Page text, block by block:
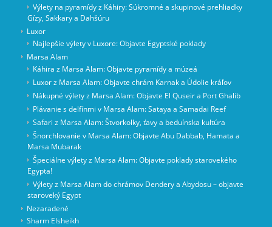
Výlety na pyramídy z Káhiry: Súkromné a skupinové prehliadky
Gízy, Sakkary a Dahšúru
Luxor
Najlepšie výlety v Luxore: Objavte Egyptské poklady
Marsa Alam
Káhira z Marsa Alam: Objavte pyramídy a múzeá
Luxor z Marsa Alam: Objavte chrám Karnak a Údolie kráľov
Nákupné výlety z Marsa Alam: Objavte El Quseir a Port Ghalib
Plávanie s delfínmi v Marsa Alam: Sataya a Samadai Reef
Safari z Marsa Alam: Štvorkolky, ťavy a beduínska kultúra
Šnorchlovanie v Marsa Alam: Objavte Abu Dabbab, Hamata a
Marsa Mubarak
Špeciálne výlety z Marsa Alam: Objavte poklady starovekého
Egypta!
Výlety z Marsa Alam do chrámov Dendery a Abydosu – objavte
staroveký Egypt
Nezaradené
Sharm Elsheikh